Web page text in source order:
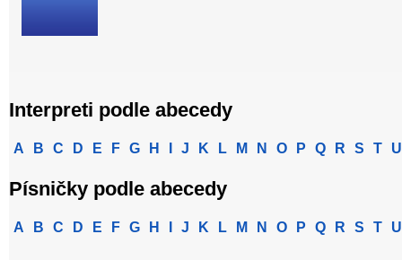
Interpreti podle abecedy
A B C D E F G H J K L M N O P Q R S T U
Písničky podle abecedy
A B C D E F G H J K L M N O P Q R S T U